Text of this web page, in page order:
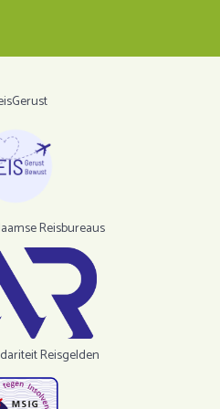
Reisbureaus
Reisgelden